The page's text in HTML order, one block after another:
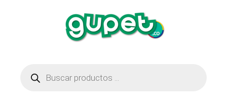
productos